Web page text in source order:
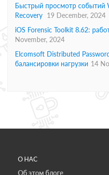
Быстрый просмотр событий
Recovery 19 December, 2024
iOS Forensic Toolkit 8.62:
November, 2024
Elcomsoft Distributed
балансировки нагрузки 14
О НАС
Об этом блоге